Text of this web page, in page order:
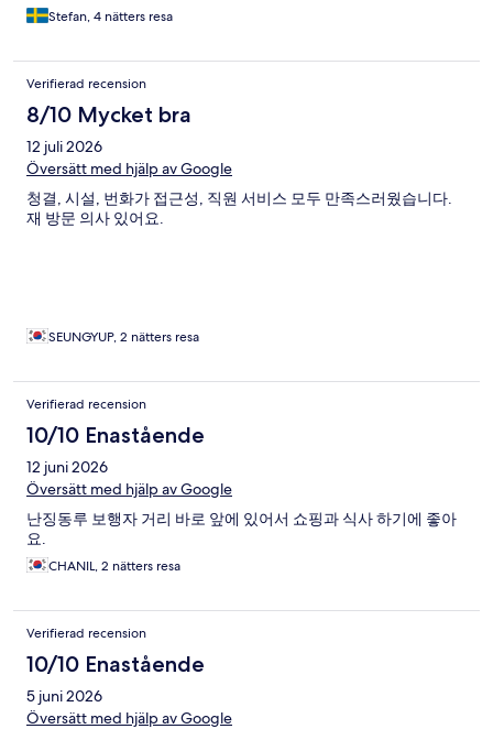
Stefan, 4 nätters resa
Verifierad recension
8/10 Mycket bra
12 juli 2026
Översätt med hjälp av Google
청결, 시설, 번화가 접근성, 직원 서비스 모두 만족스러웠습니다.
재 방문 의사 있어요.
SEUNGYUP, 2 nätters resa
Verifierad recension
10/10 Enastående
12 juni 2026
Översätt med hjälp av Google
난징동루 보행자 거리 바로 앞에 있어서 쇼핑과 식사 하기에 좋아
요.
CHANIL, 2 nätters resa
Verifierad recension
10/10 Enastående
5 juni 2026
Översätt med hjälp av Google